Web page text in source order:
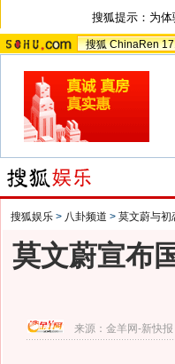
搜狐提示：为
搜狐 ChinaRen
搜狐娱乐 > 八卦频道 > 莫文蔚与初
莫文蔚宣布
来源： 金羊网-新快报